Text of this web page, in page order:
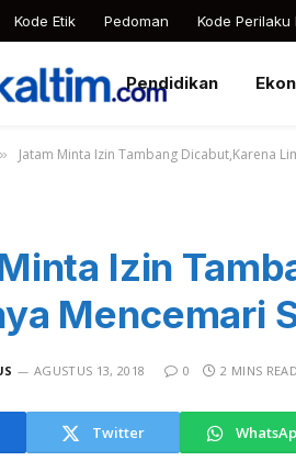
Kode Etik Pedoman Kode Perilaku
Pendidikan
» Jatam Minta Izin Tambang Dicabut,Karena
Izin
Mencemari
AGUSTUS 13, 2018 0 2 MINS READ
Twitter